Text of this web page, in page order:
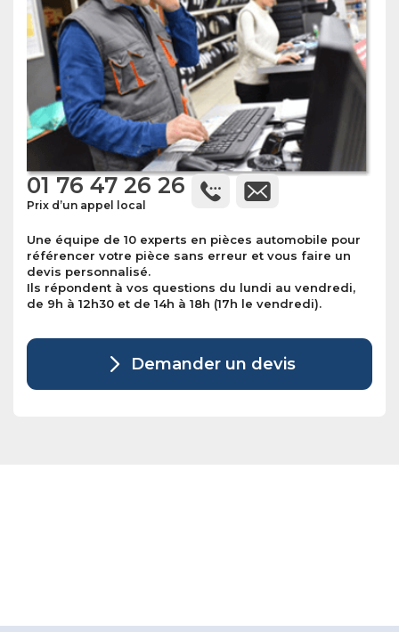
01 76 47 26 26
Prix d’un appel local
Une équipe de 10 experts en pièces automobile pour
référencer votre pièce sans erreur et vous faire un
devis personnalisé.
Ils répondent à vos questions du lundi au vendredi,
de 9h à 12h30 et de 14h à 18h (17h le vendredi).
Demander un devis